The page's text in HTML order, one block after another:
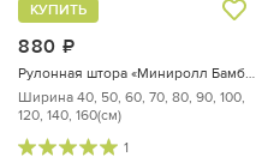
880
КУПИТЬ
Рулонная штора «Миниролл Бамбук Молочный - ширина 60 см.»
Ширина 40, 50, 60, 70, 80, 90, 100,
120, 140, 160(см)
1